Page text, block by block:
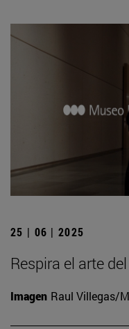
25 | 06 | 2025
Respira el arte
Imagen Raul Villegas/